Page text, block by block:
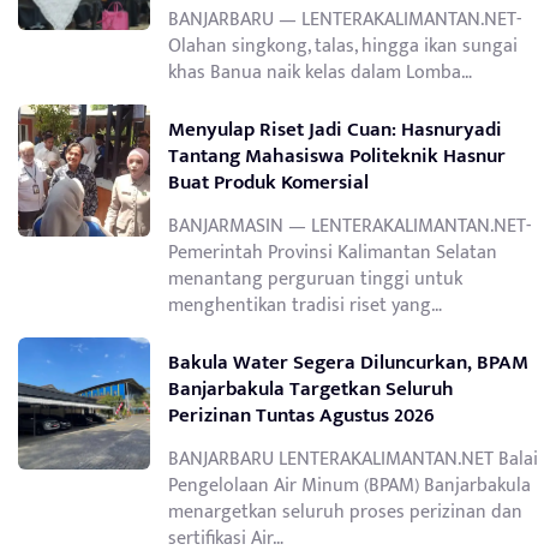
BANJARBARU — LENTERAKALIMANTAN.NET-
Olahan singkong, talas, hingga ikan sungai
khas Banua naik kelas dalam Lomba…
Menyulap Riset Jadi Cuan: Hasnuryadi
Tantang Mahasiswa Politeknik Hasnur
Buat Produk Komersial
BANJARMASIN — LENTERAKALIMANTAN.NET-
Pemerintah Provinsi Kalimantan Selatan
menantang perguruan tinggi untuk
menghentikan tradisi riset yang…
Bakula Water Segera Diluncurkan, BPAM
Banjarbakula Targetkan Seluruh
Perizinan Tuntas Agustus 2026
BANJARBARU LENTERAKALIMANTAN.NET Balai
Pengelolaan Air Minum (BPAM) Banjarbakula
menargetkan seluruh proses perizinan dan
sertifikasi Air…